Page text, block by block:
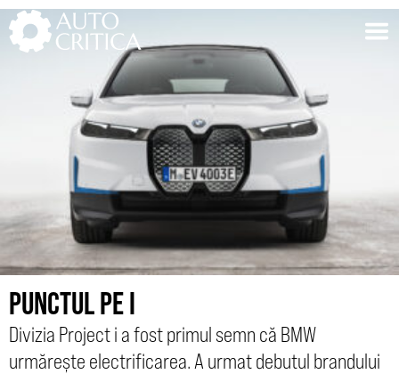
Skip
to
content
PUNCTUL PE I
Divizia Project i a fost primul semn că BMW
urmărește electrificarea. A urmat debutul brandului